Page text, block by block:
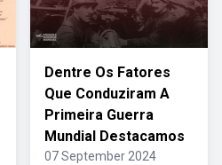
Dentre Os Fatores
Que Conduziram A
Primeira Guerra
Mundial Destacamos
07 September 2024